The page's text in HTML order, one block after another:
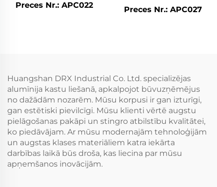
Preces Nr.: APC022 Preces Nr.: APC027
Huangshan DRX Industrial Co. Ltd. specializējas
alumīnija kastu liešanā, apkalpojot būvuzņēmējus
no dažādām nozarēm. Mūsu korpusi ir gan izturīgi,
gan estētiski pievilcīgi. Mūsu klienti vērtē augstu
pielāgošanas pakāpi un stingro atbilstību kvalitātei,
ko piedāvājam. Ar mūsu modernajām tehnoloģijām
un augstas klases materiāliem katra iekārta
darbības laikā būs droša, kas liecina par mūsu
apņemšanos inovācijām.